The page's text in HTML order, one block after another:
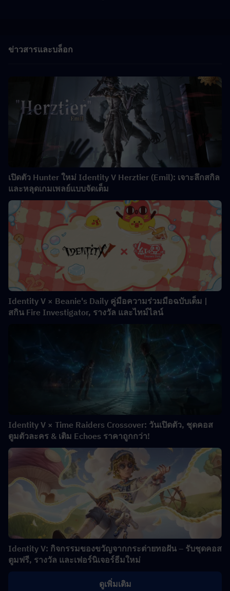
ข่าวสารและบล็อก
เปิดตัว Hunter ใหม่ Identity V Herztier (Emil): เจาะลึกสกิล
และหลุดเกมเพลย์แบบจัดเต็ม
Identity V × Beanie's Daily คู่มือความร่วมมือฉบับเต็ม |
สกิน Fire Investigator, รางวัล และไทม์ไลน์
Identity V × Time Raiders Crossover: วันเปิดตัว, ชุดคอส
ตูมตัวละคร & เติม Echoes ราคาถูกกว่า!
Identity V: กิจกรรมของขวัญจากกระต่ายทอฝัน – รับชุดคอส
ตูมฟรี, รางวัล และเฟอร์นิเจอร์ธีมใหม่
ดูเพิ่มเติม